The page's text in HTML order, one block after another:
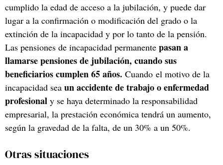
cumplido la edad de acceso a la jubilación, y puede dar
lugar a la confirmación o modificación del grado o la
extinción de la incapacidad y por lo tanto de la pensión.
Las pensiones de incapacidad permanente pasan a
llamarse pensiones de jubilación, cuando sus
beneficiarios cumplen 65 años. Cuando el motivo de la
incapacidad sea un accidente de trabajo o enfermedad
profesional y se haya determinado la responsabilidad
empresarial, la prestación económica tendrá un aumento,
según la gravedad de la falta, de un 30% a un 50%.
Otras situaciones